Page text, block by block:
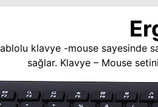
klavye -mouse sayesinde
sağlar. Klavye – Mouse